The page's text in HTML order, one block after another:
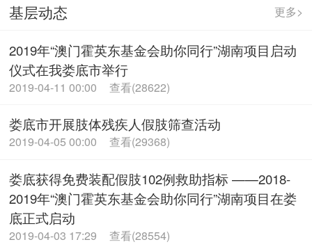
基层动态 更多>
2019年“澳门霍英东基金会助你同行”湖南项目启动
仪式在我娄底市举行
2019-04-11 00:00 查看(28622)
娄底市开展肢体残疾人假肢筛查活动
2019-04-05 00:00 查看(29368)
娄底获得免费装配假肢102例救助指标 ——2018-
2019年“澳门霍英东基金会助你同行”湖南项目在娄
底正式启动
2019-04-03 17:29 查看(28554)